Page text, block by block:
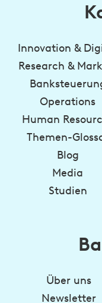
Innovation &
Research &
Operations
Human
Themen-
Blog
Media
Studien
Über uns
Newsletter